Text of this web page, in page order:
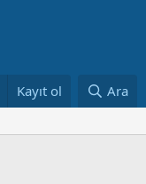
Kayıt ol Ara